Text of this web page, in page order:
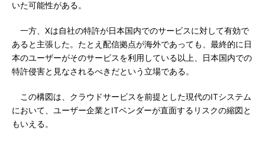
いた可能性がある。
一方、Xは自社の特許が日本国内でのサービスに対して有効で
あると主張した。たとえ配信拠点が海外であっても、最終的に日
本のユーザーがそのサービスを利用している以上、日本国内での
特許侵害と見なされるべきだという立場である。
この構図は、クラウドサービスを前提とした現代のITシステム
において、ユーザー企業とITベンダーが直面するリスクの縮図と
もいえる。